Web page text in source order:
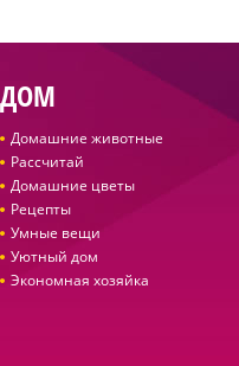
ДОМ
Домашние животные
Рассчитай
Домашние цветы
Рецепты
Умные вещи
Уютный дом
Экономная хозяйка